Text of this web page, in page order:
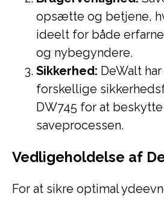
opsætte og betjene,
ideelt for både
og nybegyndere.
Sikkerhed: DeWalt
forskellige
DW745 for at
saveprocessen.
Vedligeholdelse af
For at sikre optimal